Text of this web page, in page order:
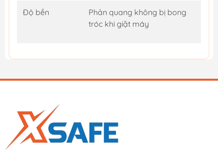
Độ bền
Phản quang không bị bong
tróc khi giặt máy